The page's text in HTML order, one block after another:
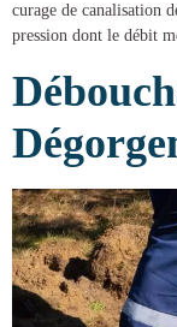
curage de canalisation
pression dont le débit